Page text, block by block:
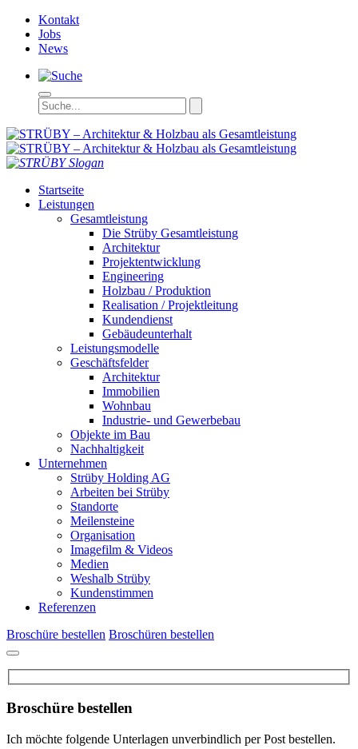
Kontakt
Jobs
News
STRÜBY –
Startseite
Leistungen
Gesamtleistung
Die Strüby Gesamtleistung
Architektur
Projektentwicklung
Engineering
Holzbau / Produktion
Realisation / Projektleitung
Kundendienst
Gebäudeunterhalt
Leistungsmodelle
Geschäftsfelder
Architektur
Immobilien
Wohnbau
Industrie- und Gewerbebau
Objekte im Bau
Nachhaltigkeit
Unternehmen
Strüby Holding AG
Arbeiten bei Strüby
Standorte
Meilensteine
Organisation
Imagefilm & Videos
Medien
Weshalb Strüby
Kundenstimmen
Referenzen
Broschüre bestellen Broschüren bestellen
Broschüre bestellen
Ich möchte folgende Unterlagen unverbindlich per Post bestellen.